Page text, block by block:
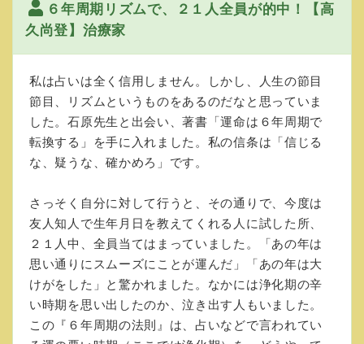
６年周期リズムで、２１人全員が的中！【高
久尚登】治療家
私は占いは全く信用しません。しかし、人生の節目
節目、リズムというものをあるのだなと思っていま
した。石原先生と出会い、著書「運命は６年周期で
転換する」を手に入れました。私の信条は「信じる
な、疑うな、確かめろ」です。
さっそく自分に対して行うと、その通りで、今度は
友人知人で生年月日を教えてくれる人に試した所、
２１人中、全員当てはまっていました。「あの年は
思い通りにスムーズにことが運んだ」「あの年は大
けがをした」と驚かれました。なかには浄化期の辛
い時期を思い出したのか、泣き出す人もいました。
この『６年周期の法則』は、占いなどで言われてい